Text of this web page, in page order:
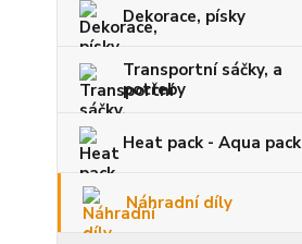
Dekorace, písky
Transportní sáčky, a
potřeby
Heat pack - Aqua pack
Náhradní díly